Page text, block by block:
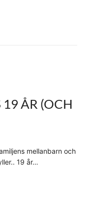
ÅR (OCH
mellanbarn och
19 år…